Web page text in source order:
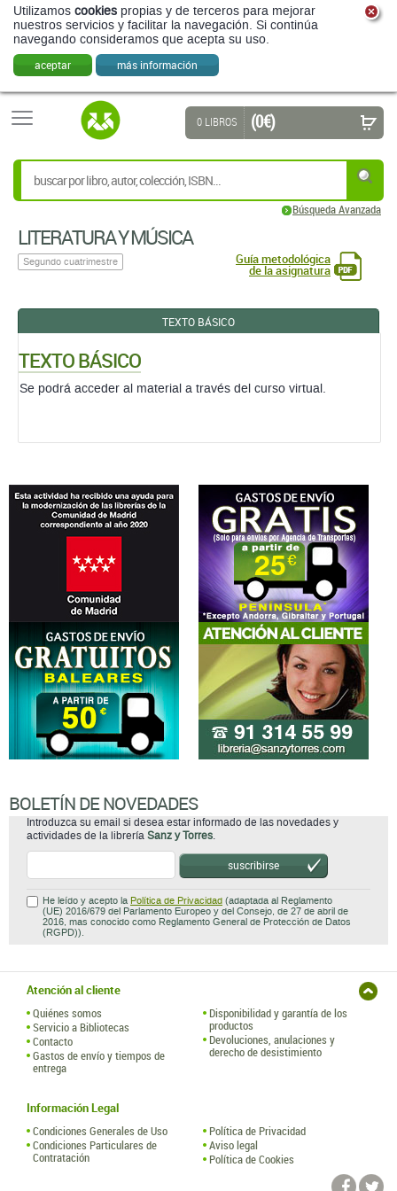
Utilizamos cookies propias y de terceros para mejorar
nuestros servicios y facilitar la navegación. Si continúa
navegando consideramos que acepta su uso.
aceptar más información
Búsqueda Avanzada
0 LIBROS (0 €)
LITERATURA Y MÚSICA
Segundo cuatrimestre Guía metodológica
de la asignatura
TEXTO BÁSICO
TEXTO BÁSICO
Se podrá acceder al material a través del curso virtual.
BOLETÍN DE NOVEDADES
Introduzca su email si desea estar informado de las novedades y
actividades de la librería Sanz y Torres.
suscribirse
He leído y acepto la Política de Privacidad (adaptada al Reglamento
(UE) 2016/679 del Parlamento Europeo y del Consejo, de 27 de abril de
2016, mas conocido como Reglamento General de Protección de Datos
(RGPD)).
Atención al cliente
Quiénes somos
Servicio a Bibliotecas
Contacto
Gastos de envío y tiempos de
entrega
Disponibilidad y garantía de los
productos
Devoluciones, anulaciones y
derecho de desistimiento
Información Legal
Condiciones Generales de Uso
Condiciones Particulares de
Contratación
Política de Privacidad
Aviso legal
Política de Cookies